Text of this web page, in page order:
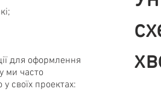
для оформлення
ми часто
своїх проектах: